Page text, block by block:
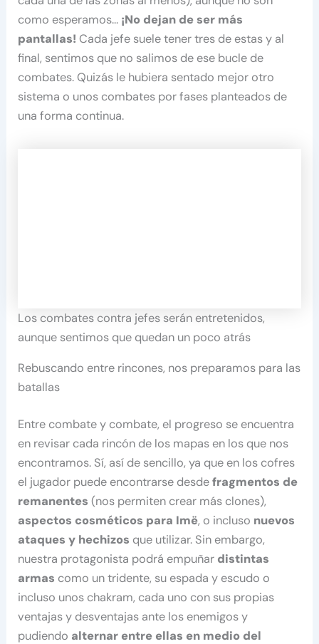
como esperamos… ¡No dejan de ser más
pantallas! Cada jefe suele tener tres de estas y al
final, sentimos que no salimos de ese bucle de
combates. Quizás le hubiera sentado mejor otro
sistema o unos combates por fases planteados de
una forma continua.
Los combates contra jefes serán entretenidos,
aunque sentimos que quedan un poco atrás
Rebuscando entre rincones, nos preparamos para las
batallas
Entre combate y combate, el progreso se encuentra
en revisar cada rincón de los mapas en los que nos
encontramos. Sí, así de sencillo, ya que en los cofres
el jugador puede encontrarse desdefragmentos de
remanentes (nos permiten crear más clones),
aspectos cosméticos para Imë, o incluso nuevos
ataques y hechizos que utilizar. Sin embargo,
nuestra protagonista podrá empuñar distintas
armas como un tridente, su espada y escudo o
incluso unos chakram, cada uno con sus propias
ventajas y desventajas ante los enemigos y
pudiendo alternar entre ellas en medio del